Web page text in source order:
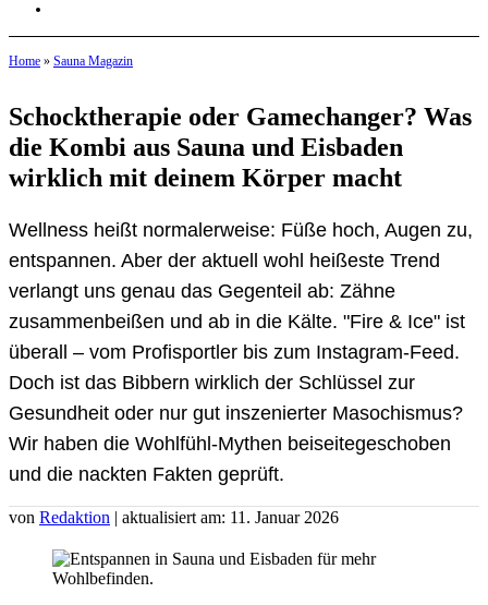
Home » Sauna Magazin
Schocktherapie oder Gamechanger? Was
die Kombi aus Sauna und Eisbaden
wirklich mit deinem Körper macht
Wellness heißt normalerweise: Füße hoch, Augen zu,
entspannen. Aber der aktuell wohl heißeste Trend
verlangt uns genau das Gegenteil ab: Zähne
zusammenbeißen und ab in die Kälte. "Fire & Ice" ist
überall – vom Profisportler bis zum Instagram-Feed.
Doch ist das Bibbern wirklich der Schlüssel zur
Gesundheit oder nur gut inszenierter Masochismus?
Wir haben die Wohlfühl-Mythen beiseitegeschoben
und die nackten Fakten geprüft.
von Redaktion | aktualisiert am: 11. Januar 2026